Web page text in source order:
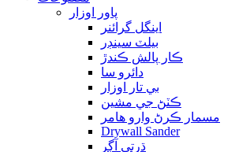
پاور اوزار
اينگل گرائنر
بيلٽ سينڊر
ڪار پالش ڪندڙ
دائرو سا
بي تار اوزار
ڪٽڻ جي مشين
مسمار ڪرڻ وارو هامر
Drywall Sander
ڌرتي آڳر